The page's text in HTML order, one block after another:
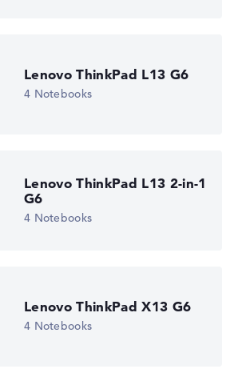
Lenovo ThinkPad L13 G6
4 Notebooks
Lenovo ThinkPad L13 2-in-1
G6
4 Notebooks
Lenovo ThinkPad X13 G6
4 Notebooks